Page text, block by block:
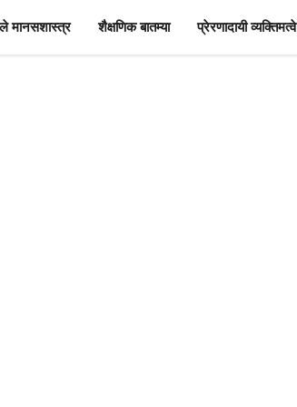
मानसशास्त्र शैक्षणिक बातम्या प्रेरणादायी व्यक्तिमत्वे